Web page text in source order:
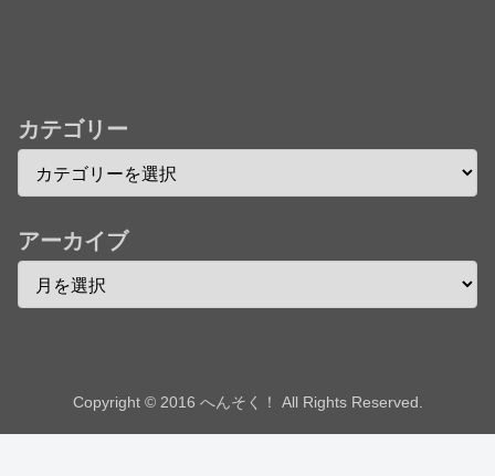
★【ワートリ】風間隊3人≒忍田単騎くらいのイメー
ジかな
Powered by livedoor 相互RSS
カテゴリー
アーカイブ
Copyright © 2016 へんそく！ All Rights Reserved.